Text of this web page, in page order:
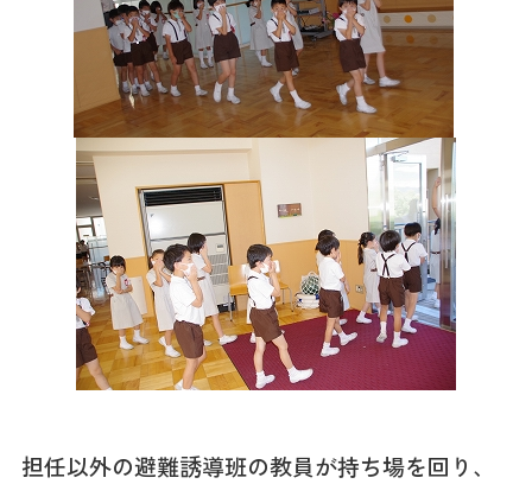
担任以外の避難誘導班の教員が持ち場を回り、